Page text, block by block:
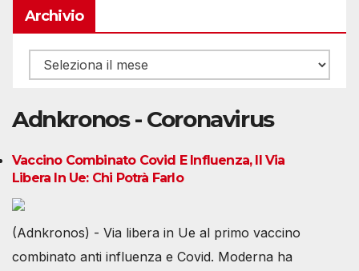
Archivio
Archivio
Adnkronos - Coronavirus
Vaccino Combinato Covid E Influenza, Il Via
Libera In Ue: Chi Potrà Farlo
(Adnkronos) - Via libera in Ue al primo vaccino
combinato anti influenza e Covid. Moderna ha